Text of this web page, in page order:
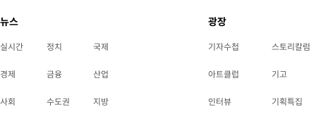
뉴스
실시간 정치 국제
경제 금융 산업
사회 수도권 지방
광장
기자수첩 스토리칼럼
아트클럽 기고
인터뷰 기획특집